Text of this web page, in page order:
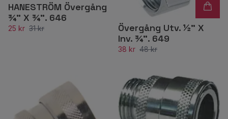
HANESTRÖM Övergång
¾” X ¾”. 646
25 kr 31 kr
Övergång Utv. ½” X
Inv. ¾”. 649
38 kr 48 kr